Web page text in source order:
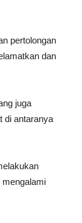
pertolongan
dan
juga
di antaranya
mengalami